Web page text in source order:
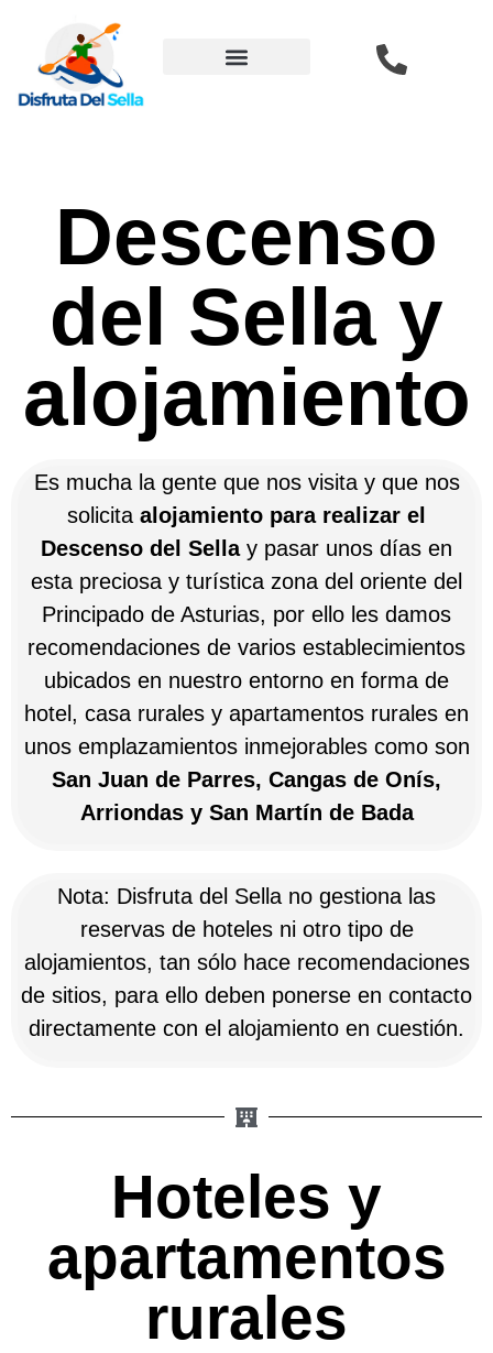
Descenso
del Sella y
alojamiento
Es mucha la gente que nos visita y que nos
solicita alojamiento para realizar el
Descenso del Sellay pasar unos días en
esta preciosa y turística zona del oriente del
Principado de Asturias, por ello les damos
recomendaciones de varios establecimientos
ubicados en nuestro entorno en forma de
hotel, casa rurales y apartamentos rurales en
unos emplazamientos inmejorables como son
San Juan de Parres, Cangas de Onís,
Arriondas y San Martín de Bada
Nota: Disfruta del Sella no gestiona las
reservas de hoteles ni otro tipo de
alojamientos, tan sólo hace recomendaciones
de sitios, para ello deben ponerse en contacto
directamente con el alojamiento en cuestión.
Hoteles y
apartamentos
rurales